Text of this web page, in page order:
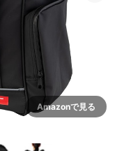
Amazonで見る